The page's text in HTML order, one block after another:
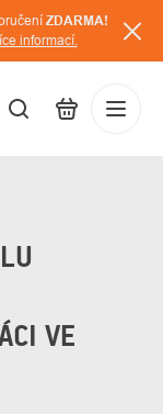
ZDARMA!
informací.
VE